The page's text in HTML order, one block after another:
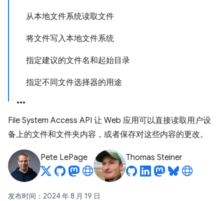
从本地文件系统读取文件
将文件写入本地文件系统
指定建议的文件名和起始目录
指定不同文件选择器的用途
File System Access API 让 Web 应用可以直接读取用户设
备上的文件和文件夹内容，或者保存对这些内容的更改。
Pete LePage Thomas Steiner
发布时间：2024 年 8 月 19 日